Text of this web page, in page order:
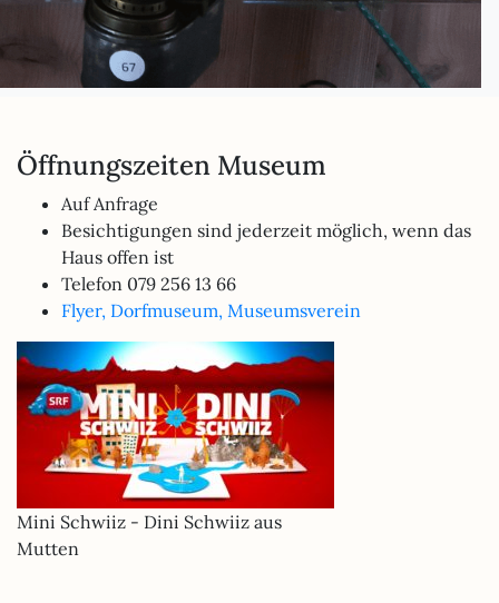
Obermutten
Öffnungszeiten Museum
Auf Anfrage
Besichtigungen sind jederzeit möglich, wenn das
Haus offen ist
Telefon 079 256 13 66
Flyer, Dorfmuseum, Museumsverein
Mini Schwiiz - Dini Schwiiz aus
Mutten